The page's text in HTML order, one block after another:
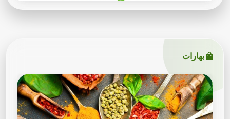
بهارات